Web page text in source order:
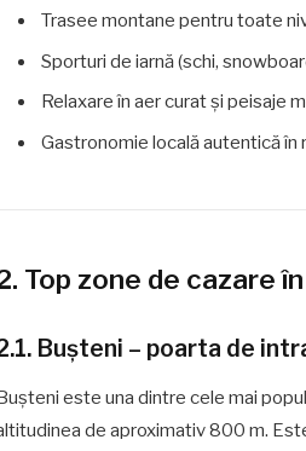
Trasee montane pentru toate
Sporturi de iarnă (schi,
Relaxare în aer curat și peisaje
Gastronomie locală autentică în
Top zone de cazare
Bușteni – poarta de
Bușteni este una dintre cele mai
de aproximativ 800 m.